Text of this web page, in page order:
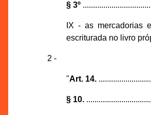
§ 3º
IX - as mercadorias
escriturada no livro
2 -
"Art. 14.
§ 10.